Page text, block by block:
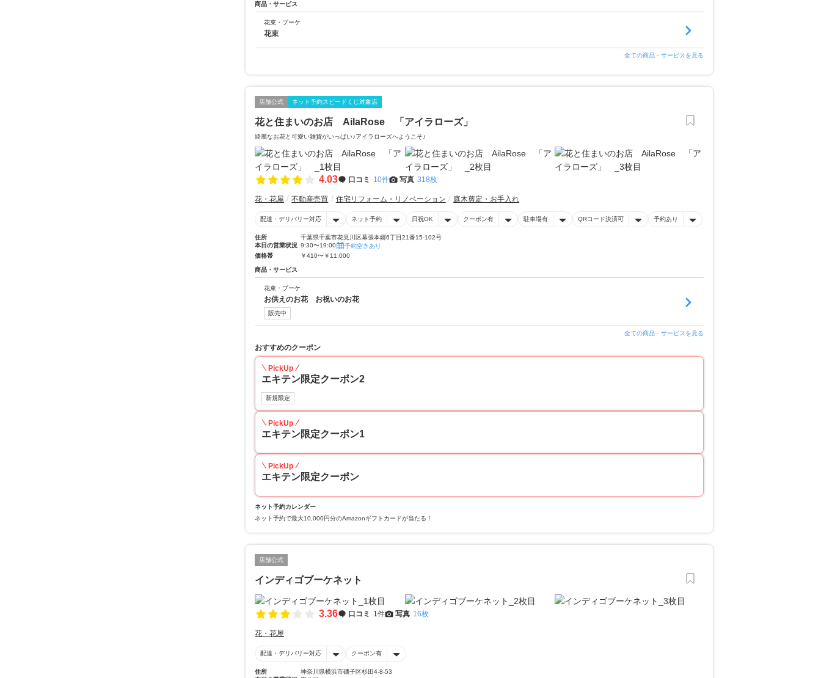
商品・サービス
花束・ブーケ
花束
全ての商品・サービスを見る
店舗公式 ネット予約スピードくじ対象店
花と住まいのお店 AilaRose 「アイラローズ」
綺麗なお花と可愛い雑貨がいっぱい♪アイラローズへようこそ♪
4.03 口コミ 10件 写真 318枚
花・花屋 不動産売買 住宅リフォーム・リノベーション 庭木剪定・お手入れ
配達・デリバリー対応 ネット予約 日祝OK クーポン有 駐車場有 QRコード決済可 予約あり
住所
千葉県千葉市花見川区幕張本郷6丁目21番15-102号
本日の営業状況 9:30〜19:00
予約空きあり
価格帯
￥410〜￥11,000
商品・サービス
花束・ブーケ
お供えのお花 お祝いのお花
販売中
全ての商品・サービスを見る
おすすめのクーポン
PickUp
エキテン限定クーポン2
新規限定
PickUp
エキテン限定クーポン1
PickUp
エキテン限定クーポン
ネット予約カレンダー
ネット予約で最大10,000円分のAmazonギフトカードが当たる！
店舗公式
インディゴブーケネット
3.36 口コミ 1件 写真 16枚
花・花屋
配達・デリバリー対応 クーポン有
住所
神奈川県横浜市磯子区杉田4-8-53